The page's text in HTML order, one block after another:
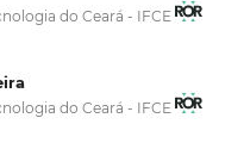
do Ceará - IFCE
do Ceará - IFCE